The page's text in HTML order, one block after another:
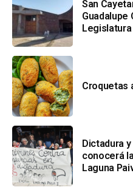
San
Guadalupe
Legislatura
Croquetas
Dictadura
conocerá
Laguna